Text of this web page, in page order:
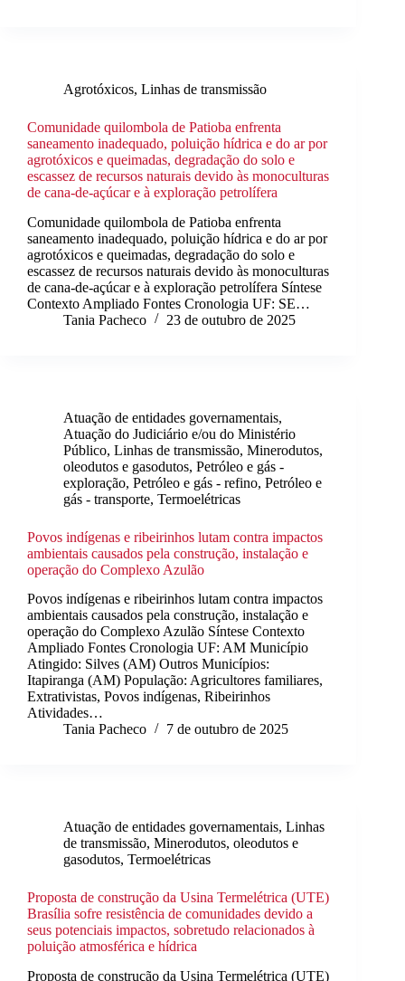
Agrotóxicos, Linhas de transmissão
Comunidade quilombola de Patioba enfrenta
saneamento inadequado, poluição hídrica e do ar por
agrotóxicos e queimadas, degradação do solo e
escassez de recursos naturais devido às monoculturas
de cana-de-açúcar e à exploração petrolífera
Comunidade quilombola de Patioba enfrenta
saneamento inadequado, poluição hídrica e do ar por
agrotóxicos e queimadas, degradação do solo e
escassez de recursos naturais devido às monoculturas
de cana-de-açúcar e à exploração petrolífera Síntese
Contexto Ampliado Fontes Cronologia UF: SE…
Tania Pacheco
23 de outubro de 2025
Atuação de entidades governamentais,
Atuação do Judiciário e/ou do Ministério
Público, Linhas de transmissão, Minerodutos,
oleodutos e gasodutos, Petróleo e gás -
exploração, Petróleo e gás - refino, Petróleo e
gás - transporte, Termoelétricas
Povos indígenas e ribeirinhos lutam contra impactos
ambientais causados pela construção, instalação e
operação do Complexo Azulão
Povos indígenas e ribeirinhos lutam contra impactos
ambientais causados pela construção, instalação e
operação do Complexo Azulão Síntese Contexto
Ampliado Fontes Cronologia UF: AM Município
Atingido: Silves (AM) Outros Municípios:
Itapiranga (AM) População: Agricultores familiares,
Extrativistas, Povos indígenas, Ribeirinhos
Atividades…
Tania Pacheco
7 de outubro de 2025
Atuação de entidades governamentais, Linhas
de transmissão, Minerodutos, oleodutos e
gasodutos, Termoelétricas
Proposta de construção da Usina Termelétrica (UTE)
Brasília sofre resistência de comunidades devido a
seus potenciais impactos, sobretudo relacionados à
poluição atmosférica e hídrica
Proposta de construção da Usina Termelétrica (UTE)